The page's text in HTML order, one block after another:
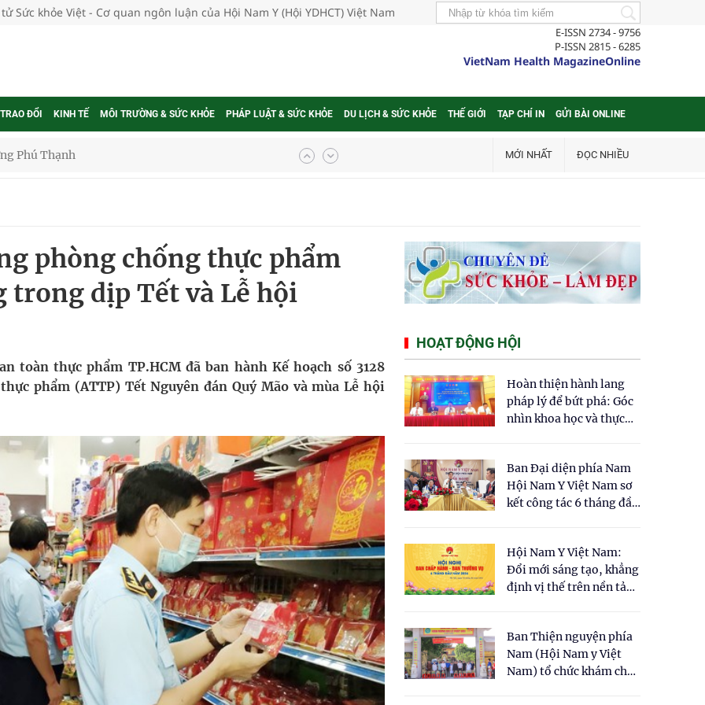
Sức khỏe Việt - Cơ quan ngôn luận của Hội Nam Y (Hội YDHCT) Việt Nam
E-ISSN 2734 - 9756
P-ISSN 2815 - 6285
VietNam Health MagazineOnline
ĐỔI KINH TẾ MÔI TRƯỜNG & SỨC KHỎE PHÁP LUẬT & SỨC KHỎE DU LỊCH & SỨC KHỎE THẾ GIỚI TẠP CHÍ IN GỬI BÀI ONLINE
phụ nữ mỗi năm
nhiệt độ cao nhất 35 độ
khám sàng lọc cho người dân
cực hiệu quả
gia
Phú Thạnh
MỚI NHẤT ĐỌC NHIỀU
phòng chống thực phẩm
trong dịp Tết và Lễ hội
toàn thực phẩm TP.HCM đã ban hành Kế hoạch số 3128
phẩm (ATTP) Tết Nguyên đán Quý Mão và mùa Lễ hội
HOẠT ĐỘNG HỘI
Hoàn thiện hành lang
pháp lý để bứt phá: Góc
nhìn khoa học và thực
cho Luật Y dược cổ
truyền Việt Nam"
Ban Đại diện phía Nam
Hội Nam Y Việt Nam sơ
kết công tác 6 tháng đầu
Hội Nam Y Việt Nam:
Đổi mới sáng tạo, khẳng
định vị thế trên nền tảng
Ban Thiện nguyện phía
Nam (Hội Nam y Việt
Nam) tổ chức khám chữa